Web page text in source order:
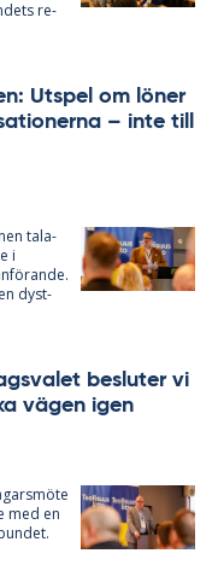
re­
Ut­spel om lö­ner
– inte till
ta­la­
i
dyst­
be­slu­ter vi
vägen igen
med en